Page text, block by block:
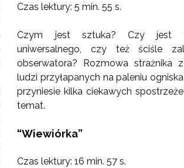
Czas lektury: 5 min. 55 s.
Czym jest sztuka? Czy jest
uniwersalnego, czy też ściśle
obserwatora? Rozmowa strażnika
ludzi przyłapanych na paleniu
przyniesie kilka ciekawych
temat.
“Wiewiórka”
Czas lektury: 16 min. 57 s.